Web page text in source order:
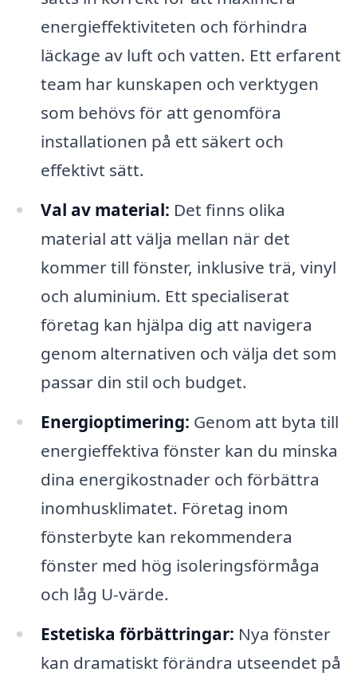
energieffektiviteten och förhindra
läckage av luft och vatten. Ett erfarent
team har kunskapen och verktygen
som behövs för att genomföra
installationen på ett säkert och
effektivt sätt.
Val av material: Det finns olika
material att välja mellan när det
kommer till fönster, inklusive trä, vinyl
och aluminium. Ett specialiserat
företag kan hjälpa dig att navigera
genom alternativen och välja det som
passar din stil och budget.
Energioptimering: Genom att byta till
energieffektiva fönster kan du minska
dina energikostnader och förbättra
inomhusklimatet. Företag inom
fönsterbyte kan rekommendera
fönster med hög isoleringsförmåga
och låg U-värde.
Estetiska förbättringar: Nya fönster
kan dramatiskt förändra utseendet på